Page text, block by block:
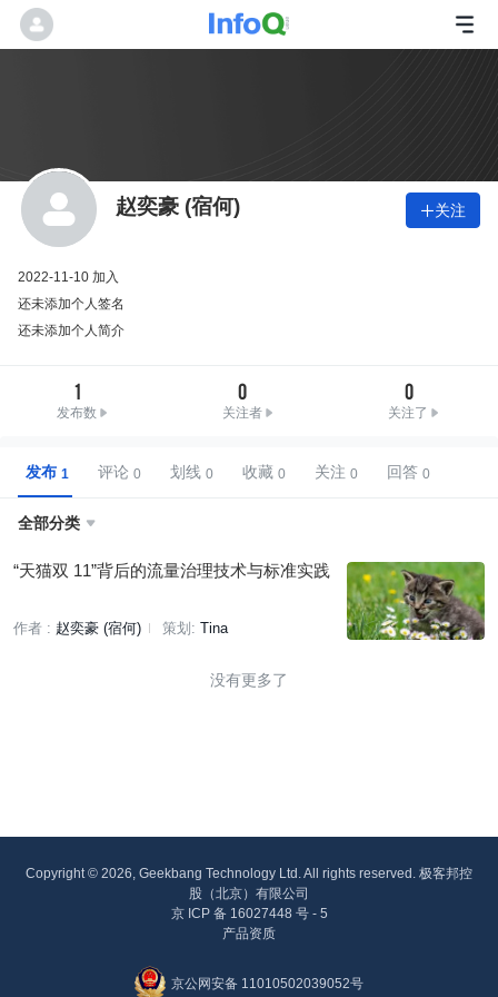
赵奕豪 (宿何) 关注
2022-11-10 加入
还未添加个人签名
还未添加个人简介
1
发布数
0
关注者
0
关注了
发布 评论 划线 收藏 关注 回答
全部分类 
“天猫双 11”背后的流量治理技术与标准实践
作者 : 赵奕豪 (宿何) 策划: Tina
没有更多了
Copyright © 2026, Geekbang Technology Ltd. All rights reserved. 极客邦控
股（北京）有限公司
京 ICP 备 16027448 号 - 5
产品资质
京公网安备 11010502039052号